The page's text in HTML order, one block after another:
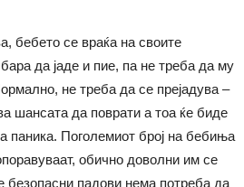
бебето се враќа на своите
да јаде и пие, па не треба да му
не треба да се прејадува –
шансата да поврати а тоа ќе биде
паника. Поголемиот број на бебиња
обично доволни им се
безопасни падови нема потреба да